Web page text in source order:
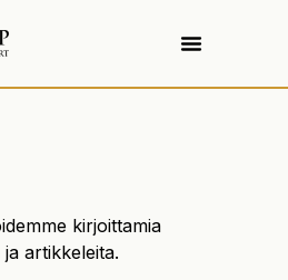
kirjoittamia
artikkeleita.